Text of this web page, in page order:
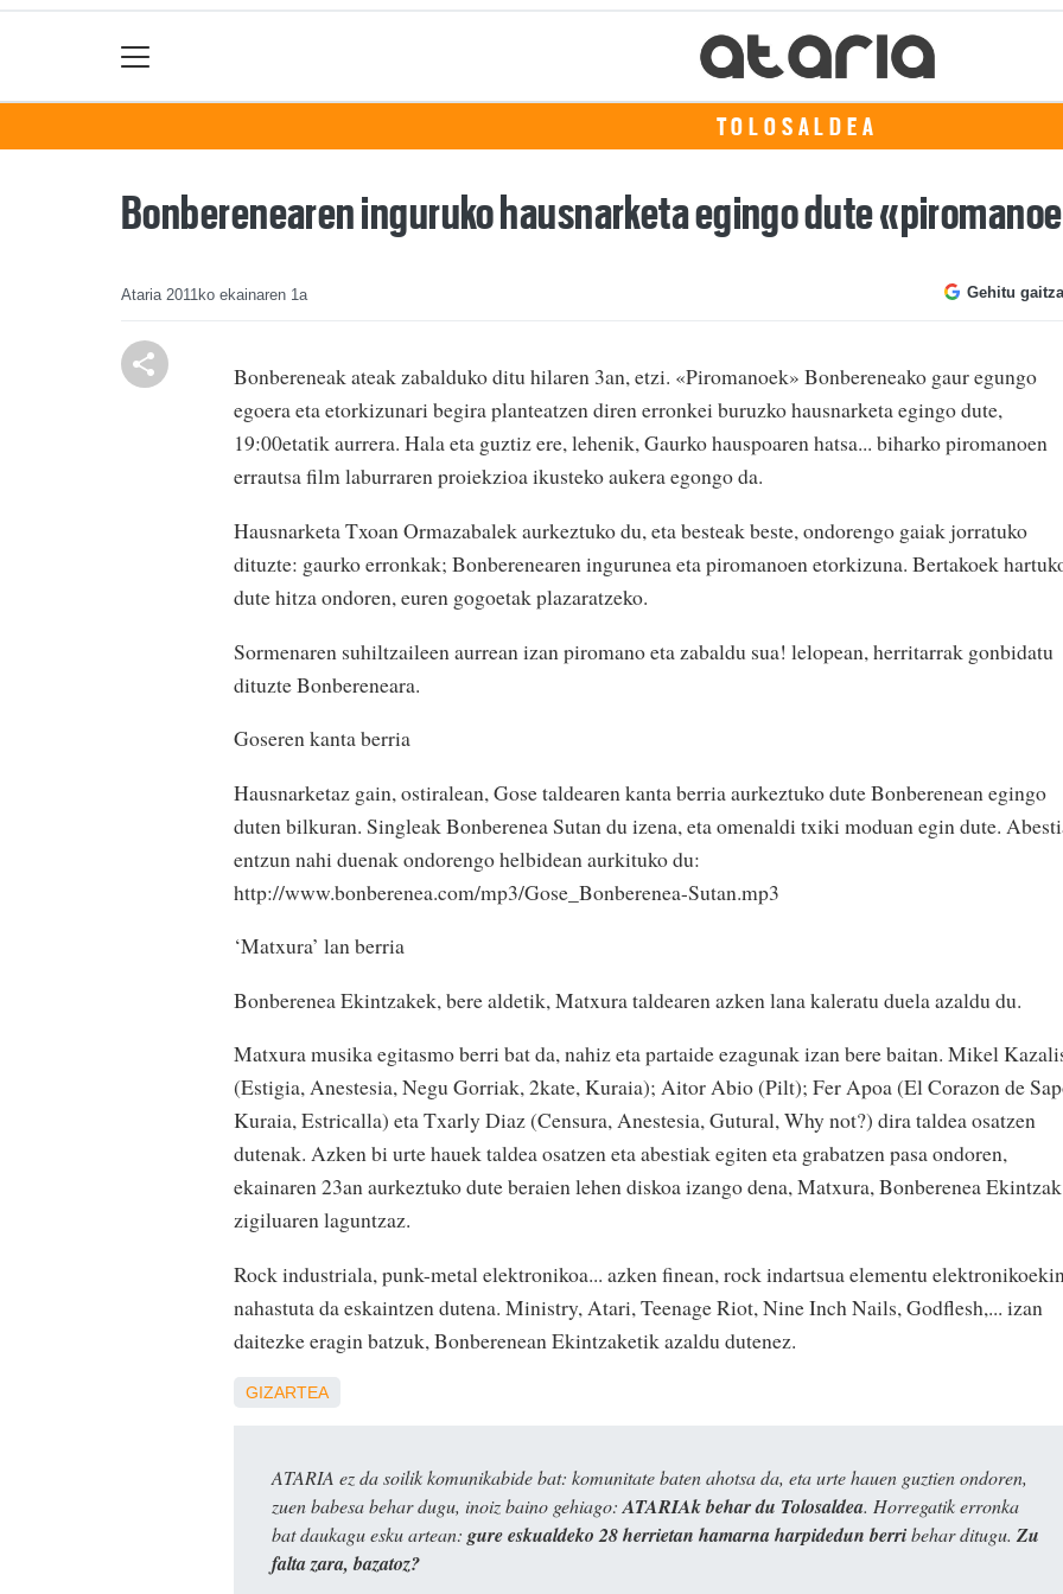
TOLOSALDEA
Bonberenearen inguruko hausnarketa egingo dute
Ataria 2011ko ekainaren 1a Gehitu
Bonbereneak ateak zabalduko ditu hilaren 3an, etzi. «Piromanoek» Bonbereneako gaur egungo
egoera eta etorkizunari begira planteatzen diren erronkei buruzko hausnarketa egingo dute,
19:00etatik aurrera. Hala eta guztiz ere, lehenik, Gaurko hauspoaren hatsa... biharko piromanoen
errautsa film laburraren proiekzioa ikusteko aukera egongo da.
Hausnarketa Txoan Ormazabalek aurkeztuko du, eta besteak beste, ondorengo gaiak jorratuko
dituzte: gaurko erronkak; Bonberenearen ingurunea eta piromanoen etorkizuna. Bertakoek
dute hitza ondoren, euren gogoetak plazaratzeko.
Sormenaren suhiltzaileen aurrean izan piromano eta zabaldu sua! lelopean, herritarrak gonbidatu
dituzte Bonbereneara.
Goseren kanta berria
Hausnarketaz gain, ostiralean, Gose taldearen kanta berria aurkeztuko dute Bonberenean egingo
duten bilkuran. Singleak Bonberenea Sutan du izena, eta omenaldi txiki moduan egin dute.
entzun nahi duenak ondorengo helbidean aurkituko du:
http://www.bonberenea.com/mp3/Gose_Bonberenea-Sutan.mp3
‘Matxura’ lan berria
Bonberenea Ekintzakek, bere aldetik, Matxura taldearen azken lana kaleratu duela azaldu du.
Matxura musika egitasmo berri bat da, nahiz eta partaide ezagunak izan bere baitan. Mikel
(Estigia, Anestesia, Negu Gorriak, 2kate, Kuraia); Aitor Abio (Pilt); Fer Apoa (El Corazon de
Kuraia, Estricalla) eta Txarly Diaz (Censura, Anestesia, Gutural, Why not?) dira taldea osatzen
dutenak. Azken bi urte hauek taldea osatzen eta abestiak egiten eta grabatzen pasa ondoren,
ekainaren 23an aurkeztuko dute beraien lehen diskoa izango dena, Matxura, Bonberenea Ekintzak
zigiluaren laguntzaz.
Rock industriala, punk-metal elektronikoa... azken finean, rock indartsua elementu
nahastuta da eskaintzen dutena. Ministry, Atari, Teenage Riot, Nine Inch Nails, Godflesh,... izan
daitezke eragin batzuk, Bonberenean Ekintzaketik azaldu dutenez.
GIZARTEA
ATARIA ez da soilik komunikabide bat: komunitate baten ahotsa da, eta urte hauen guztien ondoren,
zuen babesa behar dugu, inoiz baino gehiago: ATARIAk behar du Tolosaldea. Horregatik erronka
bat daukagu esku artean: gure eskualdeko 28 herrietan hamarna harpidedun berribehar ditugu. Zu
falta zara, bazatoz?